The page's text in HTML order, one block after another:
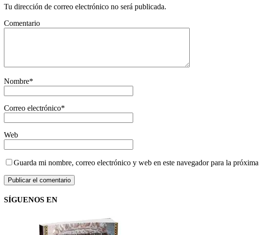
Tu dirección de correo electrónico no será publicada.
Comentario
Nombre*
Correo electrónico*
Web
Guarda mi nombre, correo electrónico y web en este navegador para la
SÍGUENOS EN